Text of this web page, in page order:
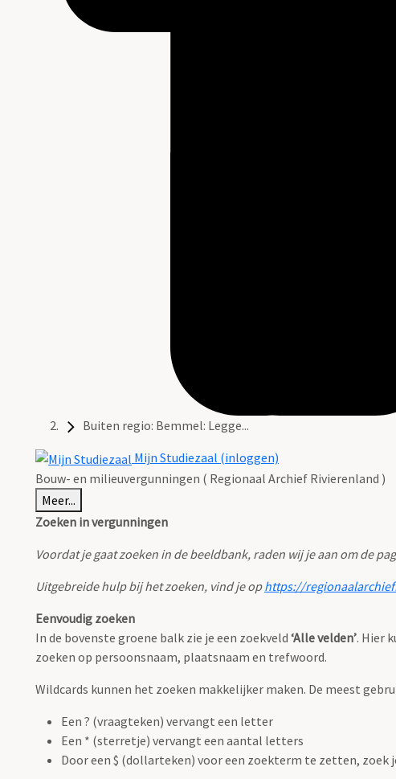
Buiten regio: Bemmel: Legge...
Mijn Studiezaal (inloggen)
Bouw- en milieuvergunningen ( Regionaal Archief Rivierenland )
Meer...
Zoeken in vergunningen
Voordat je gaat zoeken in de beeldbank, raden wij je aan om de
Uitgebreide hulp bij het zoeken, vind je ophttps://
Eenvoudig zoeken
In de bovenste groene balk zie je een zoekveld ‘Alle velden’. Hier
zoeken op persoonsnaam, plaatsnaam en trefwoord.
Wildcards kunnen het zoeken makkelijker maken. De meest
Een ? (vraagteken) vervangt een letter
Een * (sterretje) vervangt een aantal letters
Door een $ (dollarteken) voor een zoekterm te zetten, zoek